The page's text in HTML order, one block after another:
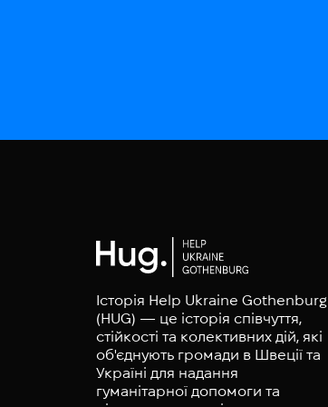
Історія Help Ukraine Gothenburg
(HUG) — це історія співчуття,
стійкості та колективних дій, які
об'єднують громади в Швеції та
Україні для надання
гуманітарної допомоги та